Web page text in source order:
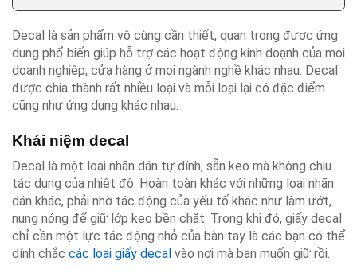
Decal là sản phẩm vô cùng cần thiết, quan trọng được ứng
dụng phổ biến giúp hỗ trợ các hoạt động kinh doạnh của mọi
doanh nghiệp, cửa hàng ở mọi ngành nghề khác nhau. Decal
được chia thành rất nhiều loại và mỗi loại lại có đặc điểm
cũng như ứng dụng khác nhau.
Khái niệm decal
Decal là một loại nhãn dán tự dính, sẵn keo mà không chịu
tác dụng của nhiệt độ. Hoàn toàn khác với những loại nhãn
dán khác, phải nhờ tác động của yếu tố khác như làm ướt,
nung nóng để giữ lớp keo bền chặt. Trong khi đó, giấy decal
chỉ cần một lực tác động nhỏ của bàn tay là các bạn có thể
dính chắc các loại giấy decal vào nơi mà bạn muốn giữ rồi.